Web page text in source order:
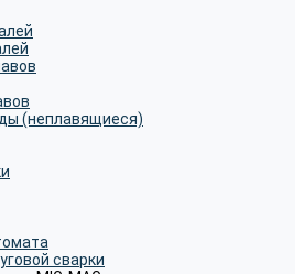
(неплавящиеся)
сварки